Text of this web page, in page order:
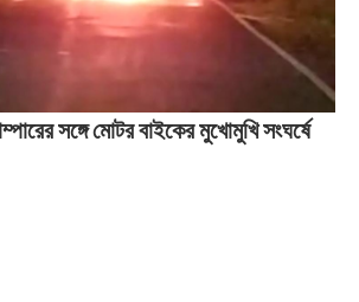
সঙ্গে মোটর বাইকের মুখোমুখি সংঘর্ষে